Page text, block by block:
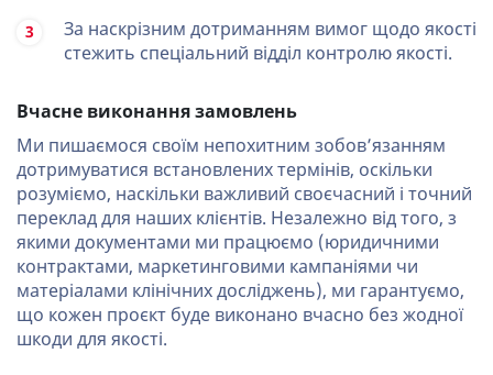
За наскрізним дотриманням вимог щодо якості
стежить спеціальний відділ контролю якості.
Вчасне виконання замовлень
Ми пишаємося своїм непохитним зобов’язанням
дотримуватися встановлених термінів, оскільки
розуміємо, наскільки важливий своєчасний і точний
переклад для наших клієнтів. Незалежно від того, з
якими документами ми працюємо (юридичними
контрактами, маркетинговими кампаніями чи
матеріалами клінічних досліджень), ми гарантуємо,
що кожен проєкт буде виконано вчасно без жодної
шкоди для якості.